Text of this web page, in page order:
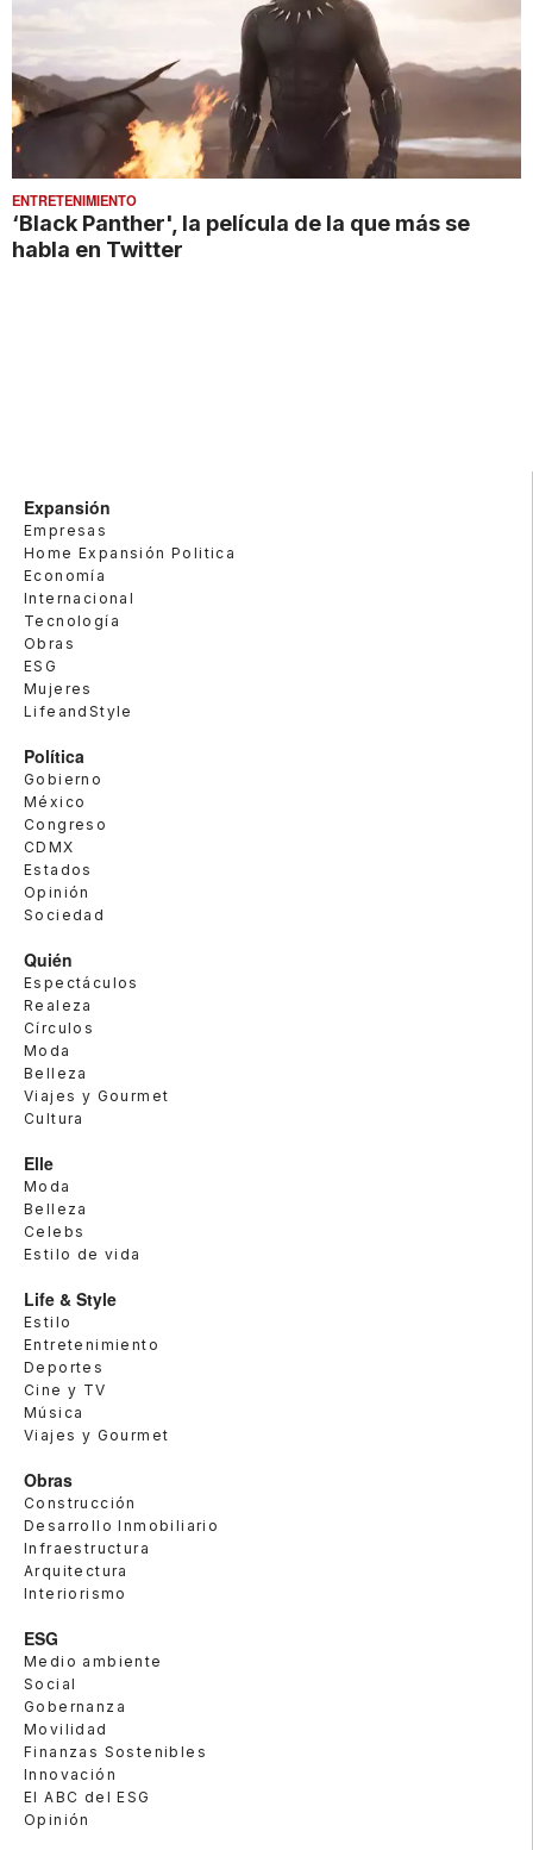
ENTRETENIMIENTO
‘Black Panther', la película de la que más se
habla en Twitter
Expansión
Empresas
Home Expansión Politica
Economía
Internacional
Tecnología
Obras
ESG
Mujeres
LifeandStyle
Política
Gobierno
México
Congreso
CDMX
Estados
Opinión
Sociedad
Quién
Espectáculos
Realeza
Círculos
Moda
Belleza
Viajes y Gourmet
Cultura
Elle
Moda
Belleza
Celebs
Estilo de vida
Life & Style
Estilo
Entretenimiento
Deportes
Cine y TV
Música
Viajes y Gourmet
Obras
Construcción
Desarrollo Inmobiliario
Infraestructura
Arquitectura
Interiorismo
ESG
Medio ambiente
Social
Gobernanza
Movilidad
Finanzas Sostenibles
Innovación
El ABC del ESG
Opinión